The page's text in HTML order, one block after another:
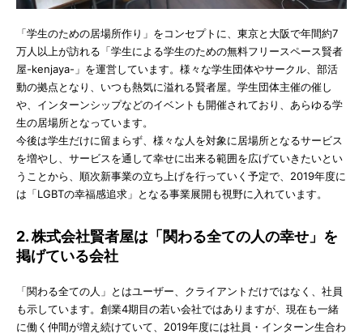
「学生のための居場所作り」をコンセプトに、東京と大阪で年間約7
万人以上が訪れる「学生による学生のための無料フリースペース賢者
屋-kenjaya-」を運営しています。様々な学生団体やサークル、部活
動の拠点となり、いつも熱気に溢れる賢者屋。学生団体主催の催し
や、インターンシップなどのイベントも開催されており、あらゆる学
生の居場所となっています。
今後は学生だけに留まらず、様々な人を対象に居場所となるサービス
を増やし、サービスを通して幸せに出来る範囲を広げていきたいとい
うことから、順次新事業の立ち上げを行っていく予定で、2019年度に
は「LGBTの幸福感追求」となる事業展開も視野に入れています。
2. 株式会社賢者屋は「関わる全ての人の幸せ」を
掲げている会社
「関わる全ての人」とはユーザー、クライアントだけではなく、社員
も示しています。創業4期目の若い会社ではありますが、現在も一緒
に働く仲間が増え続けていて、2019年度には社員・インターン生合わ